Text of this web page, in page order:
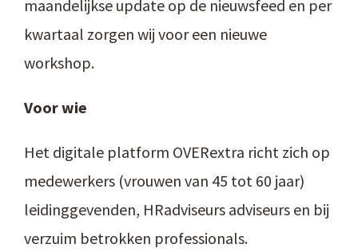
maandelijkse update op de nieuwsfeed en per
kwartaal zorgen wij voor een nieuwe
workshop.
Voor wie
Het digitale platform OVERextra richt zich op
medewerkers (vrouwen van 45 tot 60 jaar)
leidinggevenden, HRadviseurs adviseurs en bij
verzuim betrokken professionals.